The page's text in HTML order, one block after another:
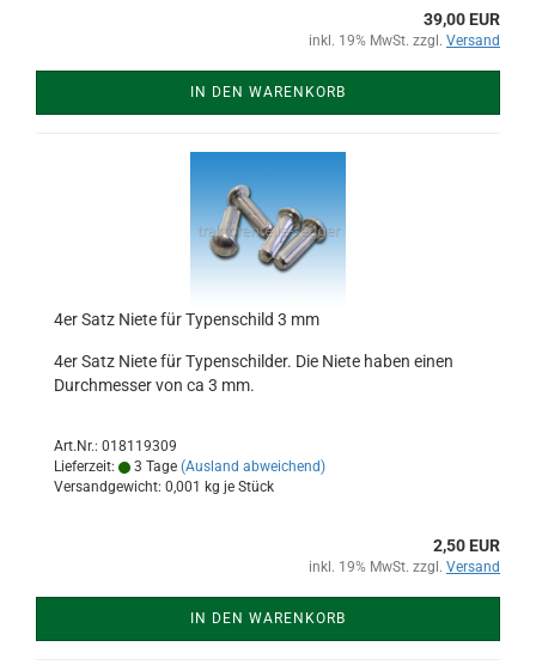
39,00 EUR
inkl. 19% MwSt. zzgl. Versand
IN DEN WARENKORB
4er Satz Niete für Typenschild 3 mm
4er Satz Niete für Typenschilder. Die Niete haben einen
Durchmesser von ca 3 mm.
Art.Nr.: 018119309
Lieferzeit:
3 Tage (Ausland abweichend)
Versandgewicht: 0,001 kg je Stück
2,50 EUR
inkl. 19% MwSt. zzgl. Versand
IN DEN WARENKORB